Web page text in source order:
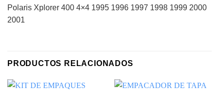
Polaris Xplorer 400 4×4 1995 1996 1997 1998 1999 2000
2001
PRODUCTOS RELACIONADOS